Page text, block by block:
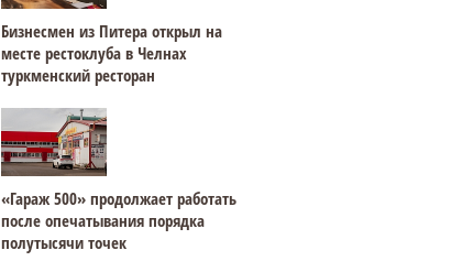
Бизнесмен из Питера открыл на
месте рестоклуба в Челнах
туркменский ресторан
«Гараж 500» продолжает работать
после опечатывания порядка
полутысячи точек